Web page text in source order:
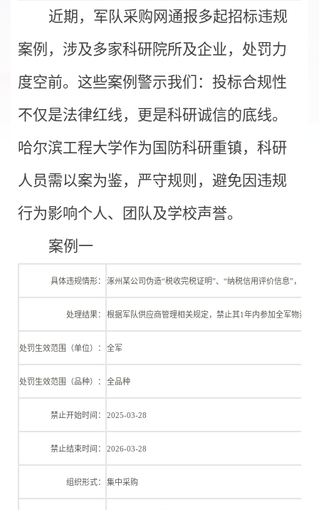
近期，军队采购网通报多起招标违规
案例，涉及多家科研院所及企业，处罚力
度空前。这些案例警示我们：投标合规性
不仅是法律红线，更是科研诚信的底线。
哈尔滨工程大学作为国防科研重镇，科研
人员需以案为鉴，严守规则，避免因违规
行为影响个人、团队及学校声誉。
案例一
具体违规情形： 涿州某公司伪造“税收完税证明”、“纳税信用评价信息”，存
处理结果： 根据军队供应商管理相关规定，禁止其1年内参加全军物资工
处罚生效范围（单位）： 全军
处罚生效范围（品种）： 全品种
禁止开始时间： 2025-03-28
禁止结束时间： 2026-03-28
组织形式： 集中采购